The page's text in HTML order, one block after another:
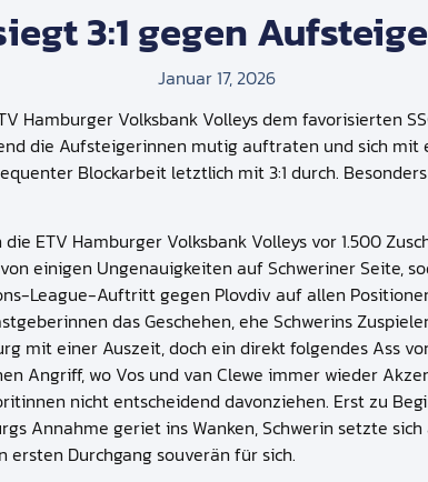
3:1 gegen
Januar 17, 2026
Hamburger Volksbank Volleys dem favorisierten
die Aufsteigerinnen mutig auftraten und sich
Blockarbeit letztlich mit 3:1 durch.
ETV Hamburger Volksbank Volleys vor 1.500
einigen Ungenauigkeiten auf Schweriner Seite,
League-Auftritt gegen Plovdiv auf allen
das Geschehen, ehe Schwerins
mit einer Auszeit, doch ein direkt folgendes Ass
Angriff, wo Vos und van Clewe immer wieder
nicht entscheidend davonziehen. Erst zu
Annahme geriet ins Wanken, Schwerin setzte
ersten Durchgang souverän für sich.